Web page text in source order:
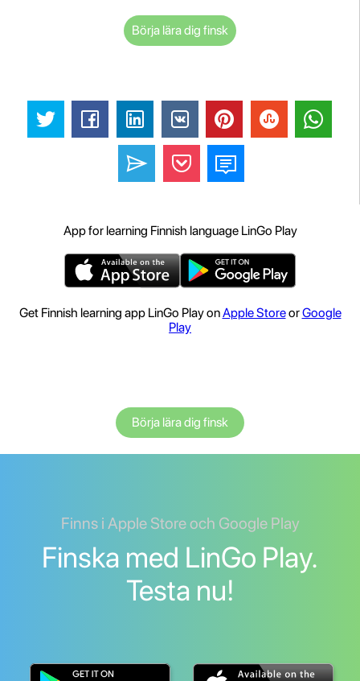
Börja lära dig finsk
App for learning Finnish language LinGo Play
Get Finnish learning app LinGo Play onApple StoreorGoogle
Play
Börja lära dig finsk
Finns i Apple Store och Google Play
Finska med LinGo Play.
Testa nu!